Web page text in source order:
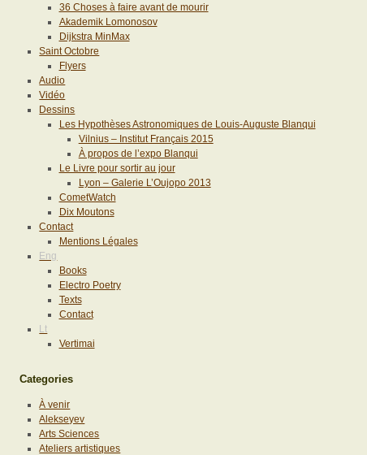
36 Choses à faire avant de mourir
Akademik Lomonosov
Dijkstra MinMax
Saint Octobre
Flyers
Audio
Vidéo
Dessins
Les Hypothèses Astronomiques de Louis-Auguste Blanqui
Vilnius – Institut Français 2015
À propos de l’expo Blanqui
Le Livre pour sortir au jour
Lyon – Galerie L’Oujopo 2013
CometWatch
Dix Moutons
Contact
Mentions Légales
Eng
Books
Electro Poetry
Texts
Contact
Lt
Vertimai
Categories
À venir
Alekseyev
Arts Sciences
Ateliers artistiques